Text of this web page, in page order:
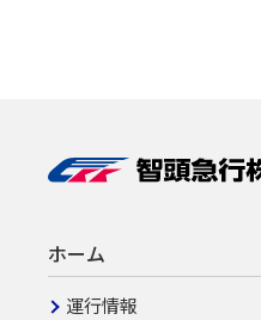
2019年度
ホーム
運行情報